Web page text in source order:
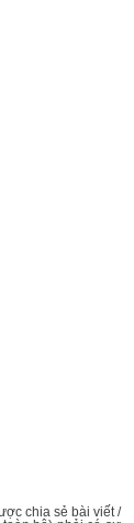
chia sẻ bài viết /